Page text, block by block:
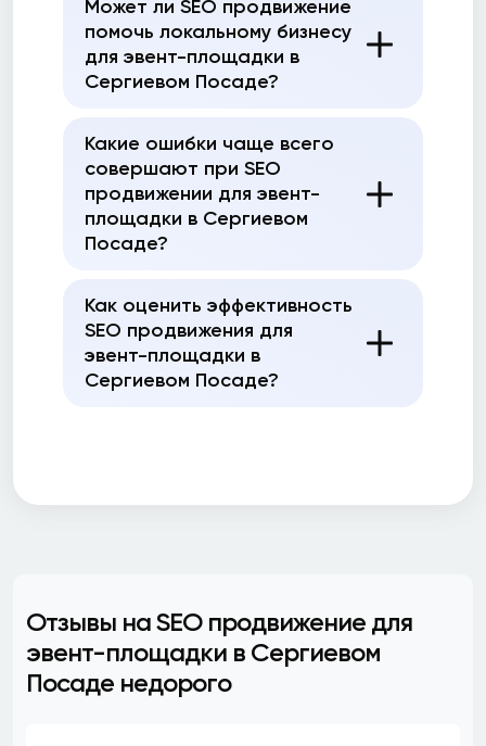
Может ли SEO продвижение
помочь локальному бизнесу
для эвент-площадки в
Сергиевом Посаде?
Какие ошибки чаще всего
совершают при SEO
продвижении для эвент-
площадки в Сергиевом
Посаде?
Как оценить эффективность
SEO продвижения для
эвент-площадки в
Сергиевом Посаде?
Отзывы на SEO продвижение для
эвент-площадки в Сергиевом
Посаде недорого